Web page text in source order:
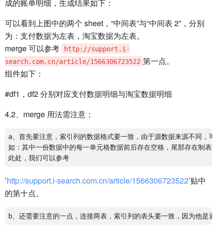
成的账单明细，生成结果如下：
可以看到上图中的两个 sheet，“中间表”与“中间表 2”，分别
为：支付数据为左表，淘宝数据为左表。
merge 可以参考
http://support.i-
search.com.cn/article/1566306723522 第一点。
组件如下：
#df1，df2 分别对应支付数据明细与淘宝数据明细
4.2、merge 用法需注意：
a、首先要注意，索引列的数据格式要一致，由于源数据来源不同，
如：其中一份数据中的每一单元格数据前后存在空格，尾部存在制表
此处，我们可以参考
’http://support.i-search.com.cn/article/1566306723522’贴中
的第十点。